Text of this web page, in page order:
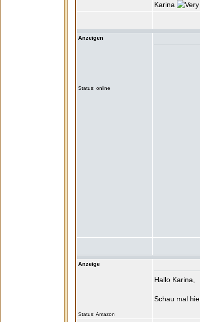
Karina
Anzeigen
Status: online
Anzeige
Status:
Hallo Karina,